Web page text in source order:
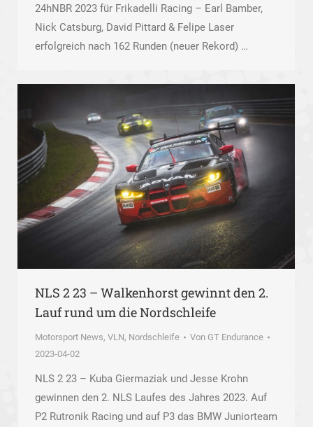
24hNBR 2023 für Frikadelli Racing – Earl Bamber,
Nick Catsburg, David Pittard & Felipe Laser
erfolgreich nach 162 Runden (neuer Rekord) …
NLS 2 23 – Walkenhorst gewinnt den 2.
Lauf rund um die Nordschleife
Motorsport News, VLN, Nordschleife Von GT Endurance
2023-04-02
NLS 2 23 – Kuba Giermaziak und Jesse Krohn
gewinnen den 2. NLS Laufes des Jahres 2023. Auf
P2 Rutronik Racing und auf P3 das BMW Juniorteam